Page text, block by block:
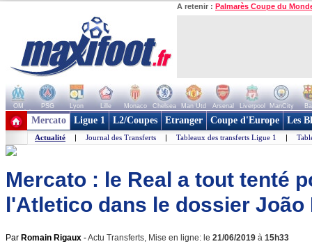
A retenir : Palmarès Coupe du
OM PSG Lyon Lille Monaco Chelsea Man Utd Arsenal Liverpool ManCity
+ de clubs
Mercato Ligue 1 L2/Coupes Etranger Coupe d'Europe Les
Actualité | Journal des Transferts | Tableaux des transferts Ligue 1 |
Mercato : le Real a tout tenté
l'Atletico dans le dossier João
Par Romain Rigaux -Actu Transferts, Mise en ligne: le 21/06/2019 à 15h33